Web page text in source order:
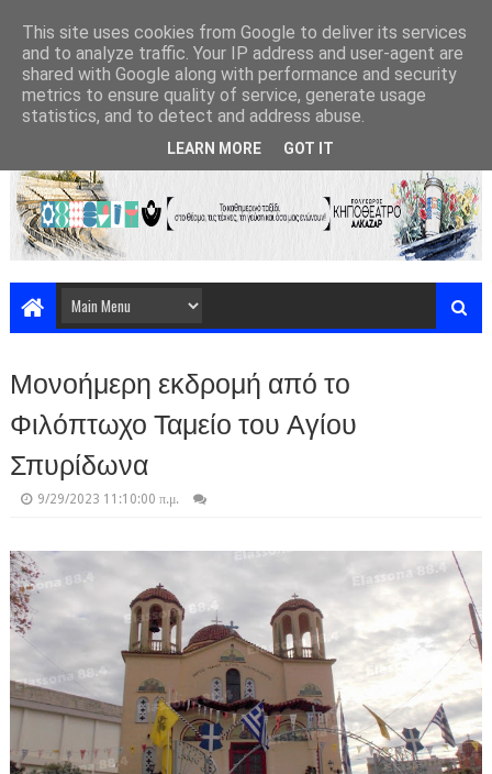
Μονοήμερη εκδρομή από το
Φιλόπτωχο Ταμείο του Αγίου
Σπυρίδωνα
9/29/2023 11:10:00 π.μ.
This site uses cookies from Google to deliver its services
and to analyze traffic. Your IP address and user-agent are
shared with Google along with performance and security
metrics to ensure quality of service, generate usage
statistics, and to detect and address abuse.
LEARN MORE GOT IT